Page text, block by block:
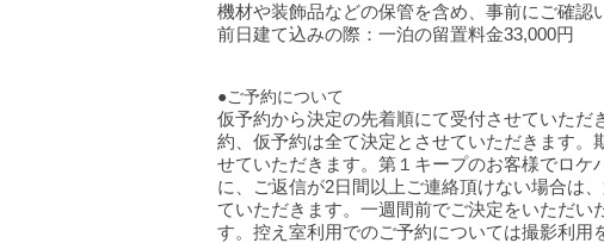
機材や装飾品などの保管を含め、事前にご確認
​前日建て込みの際：一泊の留置料金33,000円
●ご予約について
仮予約から決定の先着順にて受付させていた
約、仮予約は全て決定とさせていただきます
せていただきます。第１キープのお客様でロ
に、ご返信が2日間以上ご連絡頂けない場合は
ていただきます。一週間前でご決定をいただい
す。控え室利用でのご予約については撮影利